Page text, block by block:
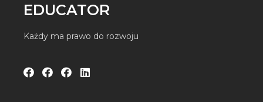
EDUCATOR
Każdy ma prawo do rozwoju